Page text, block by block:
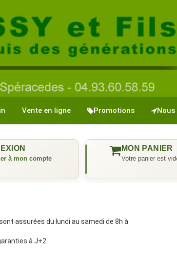
Vente en ligne Promotions
assurées du lundi au samedi de 8h à
à J+2.